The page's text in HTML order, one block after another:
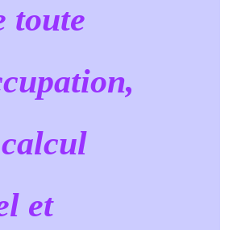
toute
et